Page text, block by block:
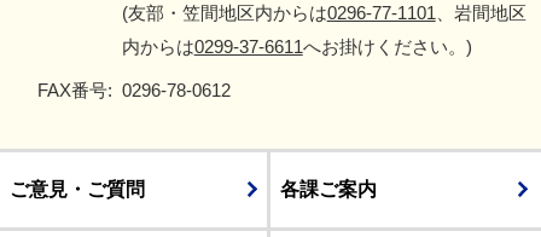
(友部・笠間地区内からは0296-77-1101 、岩間地区
内からは0299-37-6611へお掛けください。)
FAX番号: 0296-78-0612
ご意見・ご質問 各課ご案内